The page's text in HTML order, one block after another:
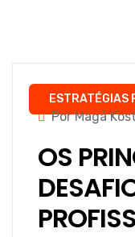
ESTRATÉGIAS
Por Magá
OS